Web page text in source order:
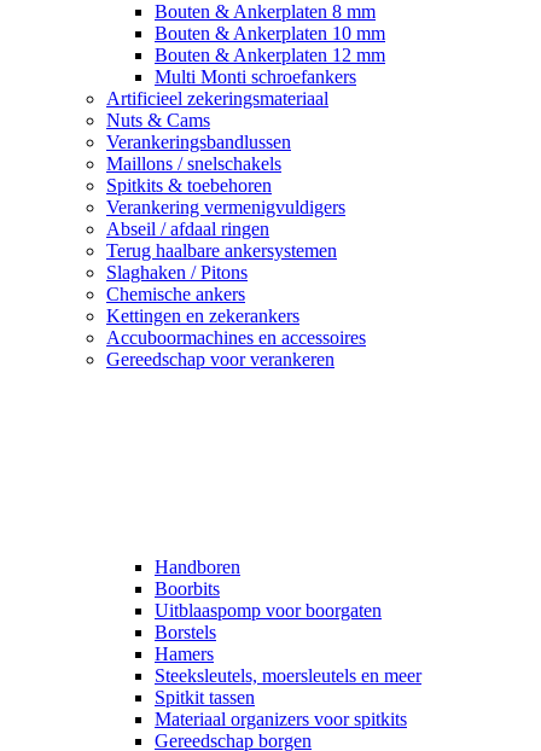
Bouten & Ankerplaten 8 mm
Bouten & Ankerplaten 10 mm
Bouten & Ankerplaten 12 mm
Multi Monti schroefankers
Artificieel zekeringsmateriaal
Nuts & Cams
Verankeringsbandlussen
Maillons / snelschakels
Spitkits & toebehoren
Verankering vermenigvuldigers
Abseil / afdaal ringen
Terug haalbare ankersystemen
Slaghaken / Pitons
Chemische ankers
Kettingen en zekerankers
Accuboormachines en accessoires
Gereedschap voor verankeren
Handboren
Boorbits
Uitblaaspomp voor boorgaten
Borstels
Hamers
Steeksleutels, moersleutels en meer
Spitkit tassen
Materiaal organizers voor spitkits
Gereedschap borgen